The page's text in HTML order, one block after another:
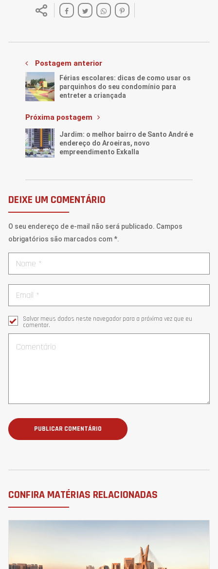
Postagem anterior
Férias escolares: dicas de como usar os
parquinhos do seu condomínio para
entreter a criançada
Próxima postagem
Jardim: o melhor bairro de Santo André e
endereço do Aroeiras, novo
empreendimento Exkalla
DEIXE UM COMENTÁRIO
O seu endereço de e-mail não será publicado. Campos
obrigatórios são marcados com *.
Salvar meus dados neste navegador para a próxima vez que eu
comentar.
CONFIRA MATÉRIAS RELACIONADAS